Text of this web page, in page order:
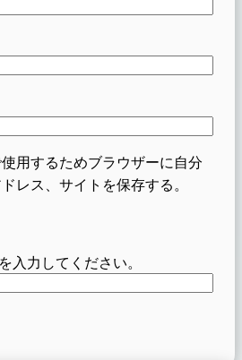
用するためブラウザーに自分
レス、サイトを保存する。
入力してください。